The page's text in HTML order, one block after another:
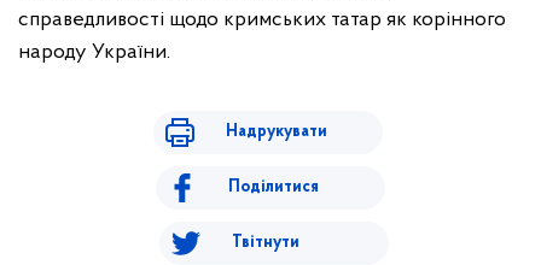
справедливості щодо кримських татар як корінного
народу України.
Надрукувати
Поділитися
Твітнути